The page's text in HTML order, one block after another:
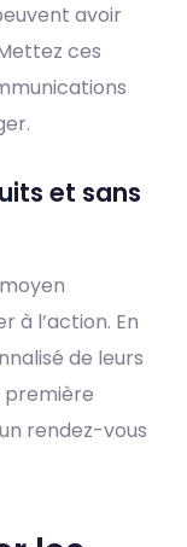
avoir
ces
et sans
à l’action. En
de leurs
première
rendez-vous